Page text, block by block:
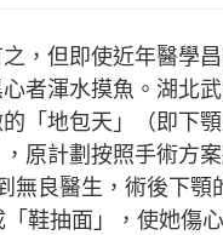
，但即使近年醫學
者渾水摸魚。湖北
「地包天」（即下
原計劃按照手術方
無良醫生，術後下顎
鞋抽面」，使她傷